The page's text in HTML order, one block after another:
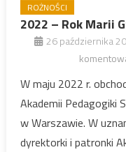
ROŻNOŚCI
2022 – Rok Marii
26 października
W maju 2022 r.
Akademii Pedagogiki
w Warszawie. W
dyrektorki i patronki